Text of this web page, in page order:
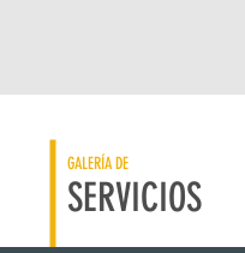
GALERÍA DE
SERVICIOS